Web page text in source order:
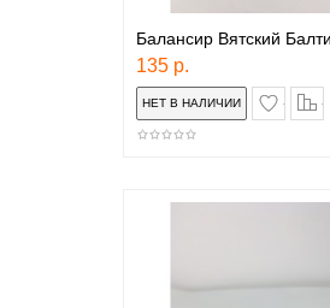
Балансир Вятский
135 р.
в